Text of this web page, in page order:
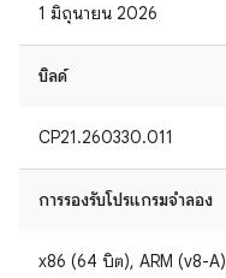
1 มิถุนายน 2026
บิลด์
CP21.260330.011
การรองรับโปรแกรมจำลอง
x86 (64 บิต), ARM (v8-A)